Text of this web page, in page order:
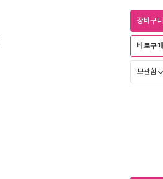
장바구니
바로구매
보관함